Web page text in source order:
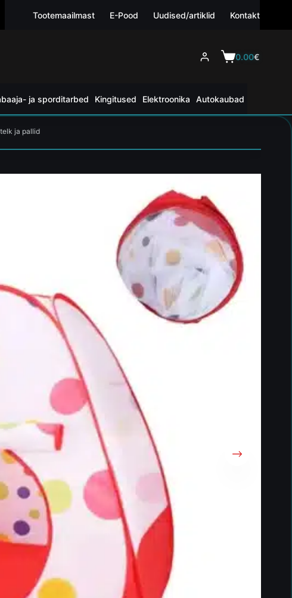
Tootemaailmast E-Pood Uudised/artiklid Kontakt
0.00€
ja sporditarbed Kingitused Elektroonika Autokaubad
ja pallid